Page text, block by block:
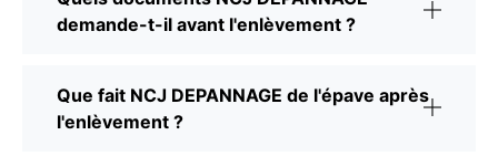
demande-t-il avant l'enlèvement ?
Que fait NCJ DEPANNAGE de l'épave après
l'enlèvement ?